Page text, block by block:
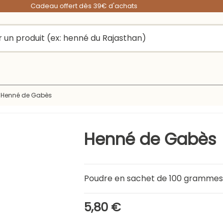
Cadeau offert dès 39€ d'achats
Henné de Gabès
Henné de Gabès
Poudre en sachet de 100 grammes
5,80 €